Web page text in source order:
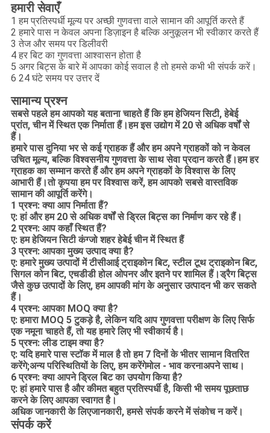
हमारी सेवाएँ
1 हम प्रतिस्पर्धी मूल्य पर अच्छी गुणवत्ता वाले सामान की आपूर्ति करते हैं
2 हमारे पास न केवल अपना डिज़ाइन है बल्कि अनुकूलन भी स्वीकार करते हैं
3 तेज और समय पर डिलीवरी
4 हर बिट का गुणवत्ता आश्वासन होता है
5 अगर बिट्स के बारे में आपका कोई सवाल है तो हमसे कभी भी संपर्क करें।
6 24 घंटे समय पर उत्तर दें
सामान्य प्रश्न
सबसे पहले हम आपको यह बताना चाहते हैं कि हम हेजियन सिटी, हेबेई
प्रांत, चीन में स्थित एक निर्माता हैं।हम इस उद्योग में 20 से अधिक वर्षों से
हैं।
हमारे पास दुनिया भर से कई ग्राहक हैं और हम अपने ग्राहकों को न केवल
उचित मूल्य, बल्कि विश्वसनीय गुणवत्ता के साथ सेवा प्रदान करते हैं।हम हर
ग्राहक का सम्मान करते हैं और हम अपने ग्राहकों के विश्वास के लिए
आभारी हैं।तो कृपया हम पर विश्वास करें, हम आपको सबसे वास्तविक
सामान की आपूर्ति करेंगे।
1 प्रश्न: क्या आप निर्माता हैं?
ए: हां और हम 20 से अधिक वर्षों से ड्रिल बिट्स का निर्माण कर रहे हैं।
2 प्रश्न: आप कहाँ स्थित हैं?
ए: हम हेजियन सिटी कंग्जो शहर हेबेई चीन में स्थित हैं
3 प्रश्न: आपका मुख्य उत्पाद क्या है?
ए: हमारे मुख्य उत्पादों में टीसीआई ट्राइकोन बिट, स्टील टूथ ट्राइकोन बिट,
सिगल कोन बिट, एचडीडी होल ओपनर और इतने पर शामिल हैं।ड्रैग बिट्स
जैसे कुछ उत्पादों के लिए, हम आपकी मांग के अनुसार उत्पादन भी कर सकते
हैं।
4 प्रश्न: आपका MOQ क्या है?
ए: हमारा MOQ 5 टुकड़े है, लेकिन यदि आप गुणवत्ता परीक्षण के लिए सिर्फ
एक नमूना चाहते हैं, तो यह हमारे लिए भी स्वीकार्य है।
5 प्रश्न: लीड टाइम क्या है?
ए: यदि हमारे पास स्टॉक में माल है तो हम 7 दिनों के भीतर सामान वितरित
करेंगे;अन्य परिस्थितियों के लिए, हम करेंगेमोल - भाव करनाअपने साथ।
6 प्रश्न: क्या आपने ड्रिल बिट का उपयोग किया है?
ए: हां हमारे पास है और कीमत बहुत प्रतिस्पर्धी है, किसी भी समय पूछताछ
करने के लिए आपका स्वागत है।
अधिक जानकारी के लिएजानकारी, हमसे संपर्क करने में संकोच न करें।
संपर्क करें